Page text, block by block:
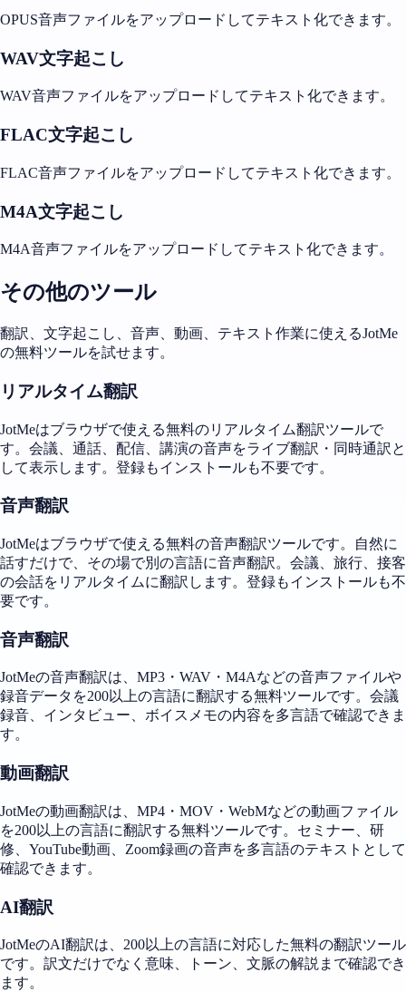
OPUS音声ファイルをアップロードしてテキスト化できます。
WAV文字起こし
WAV音声ファイルをアップロードしてテキスト化できます。
FLAC文字起こし
FLAC音声ファイルをアップロードしてテキスト化できます。
M4A文字起こし
M4A音声ファイルをアップロードしてテキスト化できます。
その他のツール
翻訳、文字起こし、音声、動画、テキスト作業に使えるJotMe
の無料ツールを試せます。
リアルタイム翻訳
JotMeはブラウザで使える無料のリアルタイム翻訳ツールで
す。会議、通話、配信、講演の音声をライブ翻訳・同時通訳と
して表示します。登録もインストールも不要です。
音声翻訳
JotMeはブラウザで使える無料の音声翻訳ツールです。自然に
話すだけで、その場で別の言語に音声翻訳。会議、旅行、接客
の会話をリアルタイムに翻訳します。登録もインストールも不
要です。
音声翻訳
JotMeの音声翻訳は、MP3・WAV・M4Aなどの音声ファイルや
録音データを200以上の言語に翻訳する無料ツールです。会議
録音、インタビュー、ボイスメモの内容を多言語で確認できま
す。
動画翻訳
JotMeの動画翻訳は、MP4・MOV・WebMなどの動画ファイル
を200以上の言語に翻訳する無料ツールです。セミナー、研
修、YouTube動画、Zoom録画の音声を多言語のテキストとして
確認できます。
AI翻訳
JotMeのAI翻訳は、200以上の言語に対応した無料の翻訳ツール
です。訳文だけでなく意味、トーン、文脈の解説まで確認でき
ます。